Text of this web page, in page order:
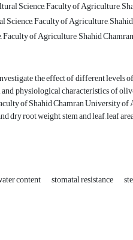
Science, Faculty of Agriculture,
Faculty of Agriculture,
of Agriculture, Shahid
the effect of different levels
physiological characteristics of
of Shahid Chamran University
dry root weight, stem and leaf, leaf
content stomatal resistance